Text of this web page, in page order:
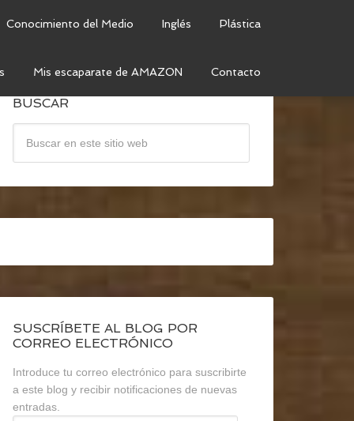
Conocimiento del Medio Inglés Plástica
Mis escaparate de AMAZON Contacto
BUSCAR
SUSCRÍBETE AL BLOG POR
CORREO ELECTRÓNICO
Introduce tu correo electrónico para suscribirte
a este blog y recibir notificaciones de nuevas
entradas.